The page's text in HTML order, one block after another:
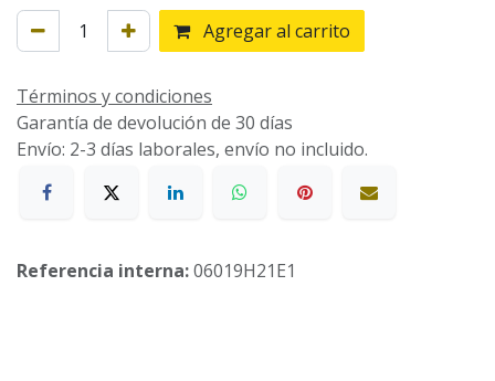
Agregar al carrito
Términos y condiciones
Garantía de devolución de 30 días
Envío: 2-3 días laborales, envío no incluido.
Referencia interna:06019H21E1